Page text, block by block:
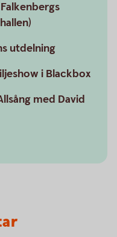
utdelning
i Blackbox
med David